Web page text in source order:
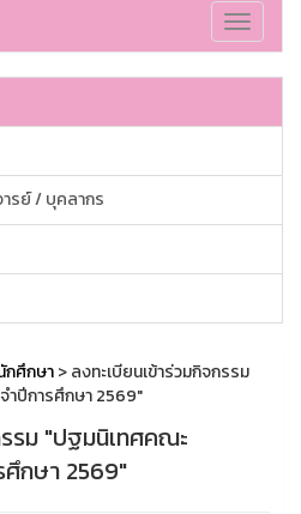
Toggle
รย์ / บุคลากร
กศึกษา> ลงทะเบียนเข้าร่วมกิจกรรม
ำปีการศึกษา 2569"
รม "ปฐมนิเทศคณะ
ศึกษา 2569"